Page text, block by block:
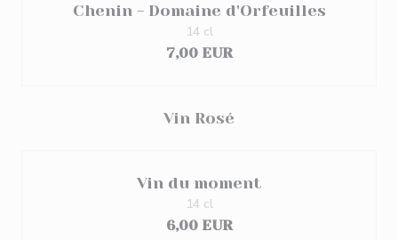
Chenin - Domaine d'Orfeuilles
7,00 EUR
14 cl
Vin Rosé
Vin du moment
6,00 EUR
14 cl